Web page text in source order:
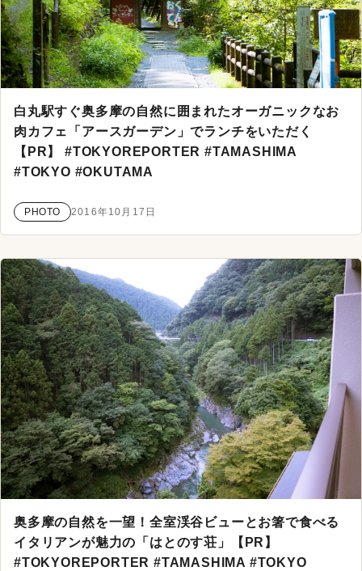
白丸駅すぐ奥多摩の自然に囲まれたオーガニックなお
肉カフェ「アースガーデン」でランチをいただく
【PR】 #TOKYOREPORTER #TAMASHIMA
#TOKYO #OKUTAMA
PHOTO 2016年10月17日
奥多摩の自然を一望！全室渓谷ビューとお箸で食べる
イタリアンが魅力の「はとのす荘」【PR】
#TOKYOREPORTER #TAMASHIMA #TOKYO